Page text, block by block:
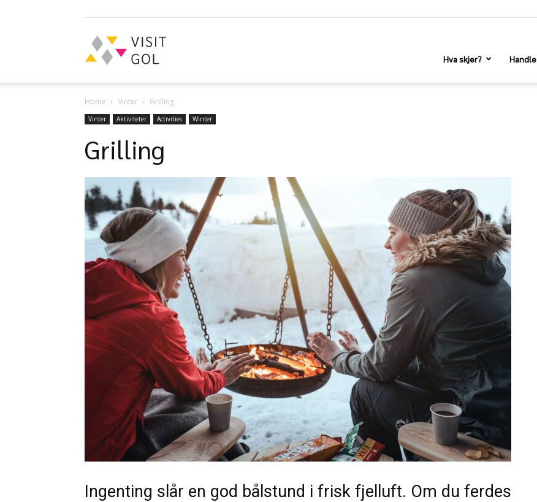
Gol
Hva skjer? Handle
Home Vinter Grilling
Vinter Aktiviteter Activities Winter
Grilling
Ingenting slår en god bålstund i frisk fjelluft. Om du ferdes